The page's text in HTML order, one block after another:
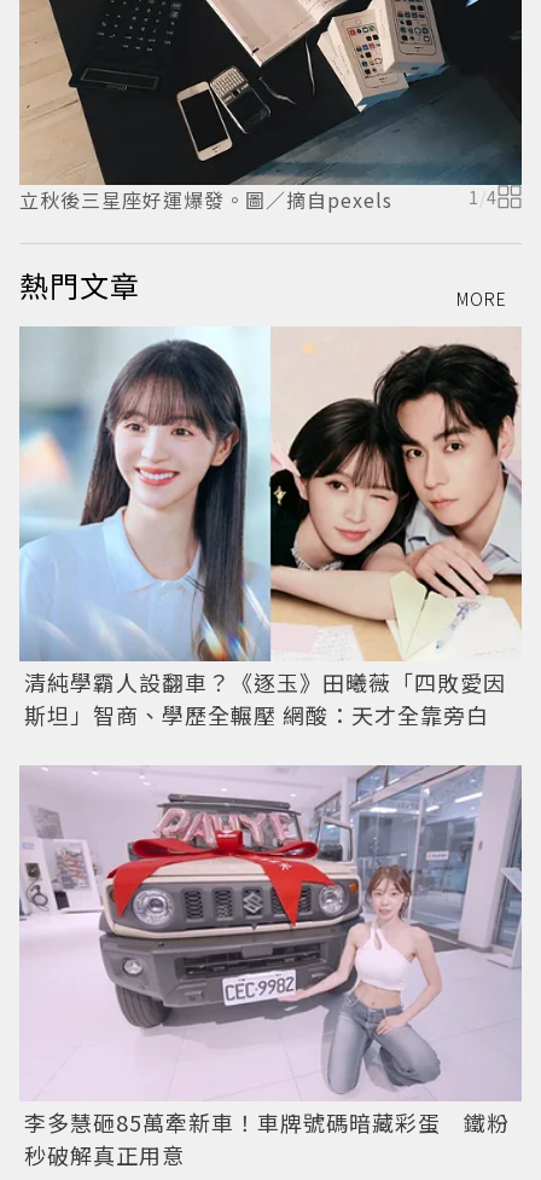
立秋後三星座好運爆發。圖／摘自pexels 1/4
熱門文章 MORE
清純學霸人設翻車？《逐玉》田曦薇「四敗愛因
斯坦」智商、學歷全輾壓 網酸：天才全靠旁白
李多慧砸85萬牽新車！車牌號碼暗藏彩蛋 鐵粉
秒破解真正用意